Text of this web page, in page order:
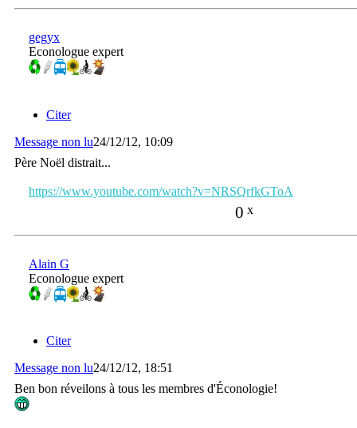
gegyx
Econologue expert
Citer
Message non lu24/12/12, 10:09
Père Noël distrait...
https://www.youtube.com/watch?v=NRSQrfkGToA
0 x
Alain G
Econologue expert
Citer
Message non lu24/12/12, 18:51
Ben bon réveilons à tous les membres d'Éconologie!